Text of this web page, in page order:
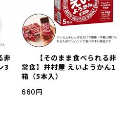
非
3
【そのまま食べられる非
常食】井村屋 えいようかん1
箱（5本入）
660円